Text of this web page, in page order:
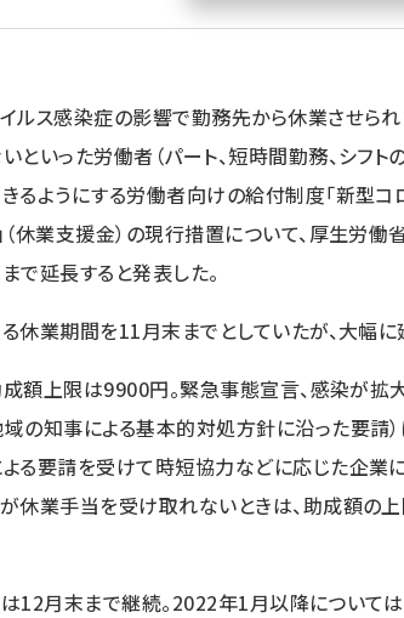
ルス感染症の影響で勤務先から休業させら
といった労働者（パート、短時間勤務、シフ
るようにする労働者向けの給付制度「新型
（休業支援金）の現行措置について、厚生労
で延長すると発表した。
休業期間を11月末までとしていたが、大幅に
額上限は9900円。緊急事態宣言、感染が拡
の知事による基本的対処方針に沿った要請）
る要請を受けて時短協力などに応じた企業
休業手当を受け取れないときは、助成額の
12月末まで継続。2022年1月以降について